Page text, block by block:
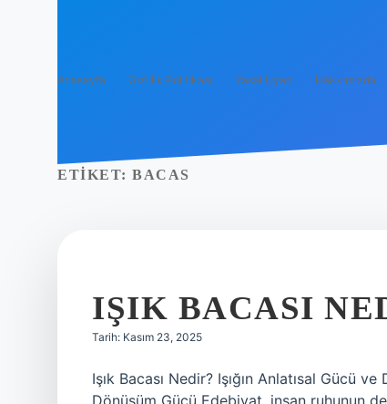
Anasayfa Gizlilik Politikası Yasal Uyarı Hakkımızda
ETIKET: BACAS
IŞIK BACASI
Tarih: Kasım 23, 2025
Işık Bacası Nedir? Işığın Anlatısal Gücü
Dönüşüm Gücü Edebiyat, insan ruhunun